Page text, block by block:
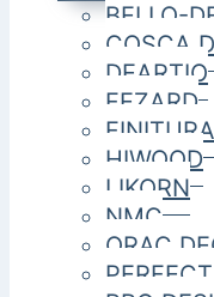
BELLO-
COSCA
DEARTIO
FEZARD
HIWOOD
LIKORN
NMC
ORAC